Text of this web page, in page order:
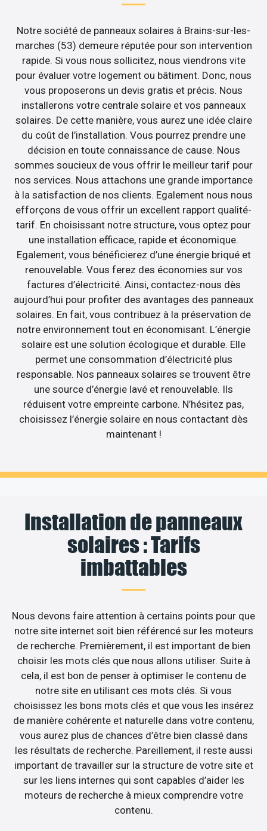
Notre société de panneaux solaires à Brains-sur-les-
marches (53) demeure réputée pour son intervention
rapide. Si vous nous sollicitez, nous viendrons vite
pour évaluer votre logement ou bâtiment. Donc, nous
vous proposerons un devis gratis et précis. Nous
installerons votre centrale solaire et vos panneaux
solaires. De cette manière, vous aurez une idée claire
du coût de l’installation. Vous pourrez prendre une
décision en toute connaissance de cause. Nous
sommes soucieux de vous offrir le meilleur tarif pour
nos services. Nous attachons une grande importance
à la satisfaction de nos clients. Egalement nous nous
efforçons de vous offrir un excellent rapport qualité-
tarif. En choisissant notre structure, vous optez pour
une installation efficace, rapide et économique.
Egalement, vous bénéficierez d’une énergie briqué et
renouvelable. Vous ferez des économies sur vos
factures d’électricité. Ainsi, contactez-nous dès
aujourd’hui pour profiter des avantages des panneaux
solaires. En fait, vous contribuez à la préservation de
notre environnement tout en économisant. L’énergie
solaire est une solution écologique et durable. Elle
permet une consommation d’électricité plus
responsable. Nos panneaux solaires se trouvent être
une source d’énergie lavé et renouvelable. Ils
réduisent votre empreinte carbone. N’hésitez pas,
choisissez l’énergie solaire en nous contactant dès
maintenant !
Installation de panneaux
solaires : Tarifs
imbattables
Nous devons faire attention à certains points pour que
notre site internet soit bien référencé sur les moteurs
de recherche. Premièrement, il est important de bien
choisir les mots clés que nous allons utiliser. Suite à
cela, il est bon de penser à optimiser le contenu de
notre site en utilisant ces mots clés. Si vous
choisissez les bons mots clés et que vous les insérez
de manière cohérente et naturelle dans votre contenu,
vous aurez plus de chances d’être bien classé dans
les résultats de recherche. Pareillement, il reste aussi
important de travailler sur la structure de votre site et
sur les liens internes qui sont capables d’aider les
moteurs de recherche à mieux comprendre votre
contenu.